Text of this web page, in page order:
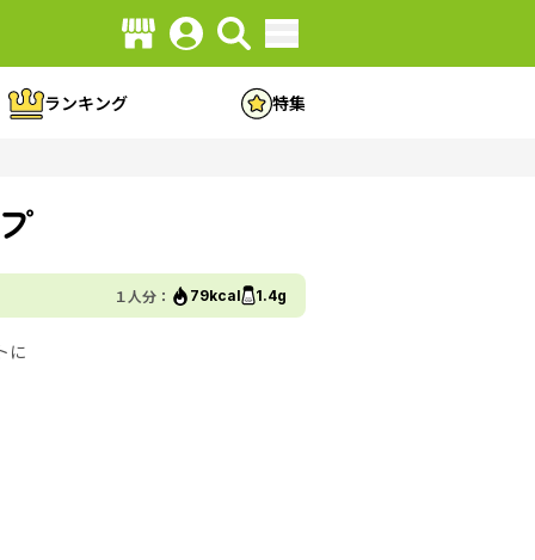
ランキング 特集
１人分： 79kcal 1.4g
に